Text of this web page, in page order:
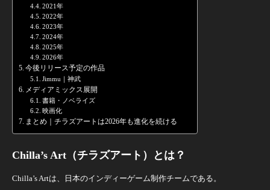
2021年
2022年
2023年
2024年
2025年
2026年
今後リリース予定の作品
Jimmu｜神武
メディアミックス展開
書籍・ノベライズ
映画化
まとめ｜チラズアートは2026年も進化を続ける
Chilla’s Art（チラズアート）とは？
Chilla’s Artは、日本のインディーゲーム制作チームである。